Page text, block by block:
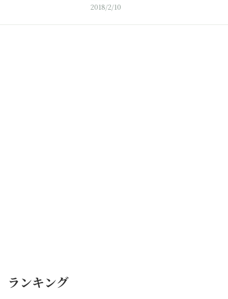
2018/2/10
ランキング